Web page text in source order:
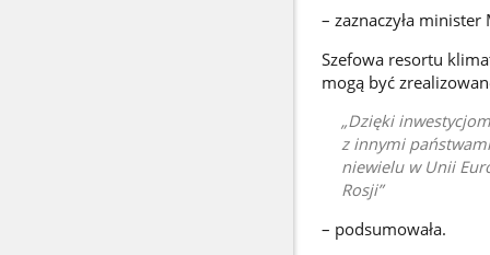
– zaznaczyła minister
Szefowa resortu
mogą być
Dzięki
z innymi
niewielu w Unii
Rosji
– podsumowała.